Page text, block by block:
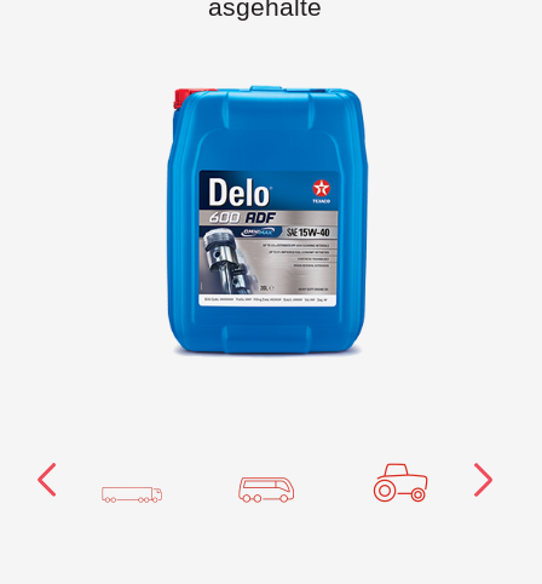
asgehalte